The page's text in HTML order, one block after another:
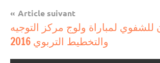
Article suivant
للشفوي لمباراة ولوج مركز التوجيه
والتخطيط التربوي 2016